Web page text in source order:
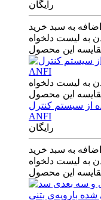
رایگان
اضافه به سبد خرید
به لیست دلخواه
این محصول
به لیست دلخواه
این محصول
از سيستم كنترل
ANFI
رایگان
اضافه به سبد خرید
به لیست دلخواه
این محصول